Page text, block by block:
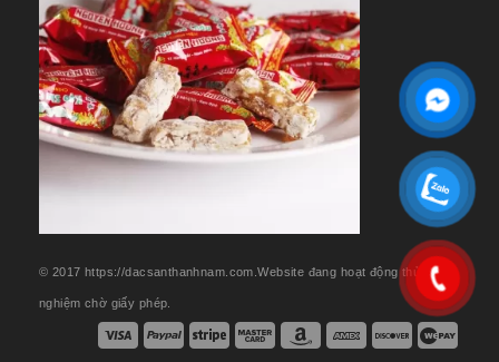
© 2017 https://dacsanthanhnam.com.Website đang hoạt động thử
nghiệm chờ giấy phép.